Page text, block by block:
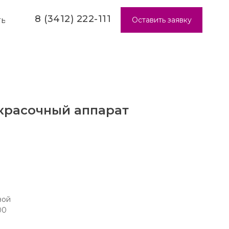
Оставить заявку
8 (3412) 222-111
аппарат